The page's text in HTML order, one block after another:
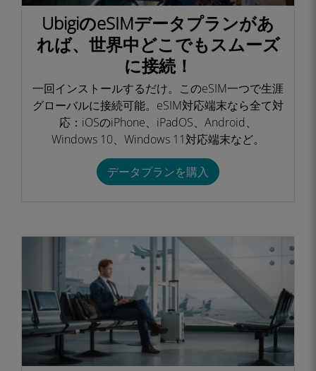
UbigiのeSIMデータプランがあ
れば、世界中どこでもスムーズ
に接続！​
一回インストールするだけ。このeSIM一つで生涯
グローバルに接続可能。eSIM対応端末なら全て対
応：iOSのiPhone、iPadOS、Android、
Windows 10、Windows 11対応端末など。​
データプランを購入​